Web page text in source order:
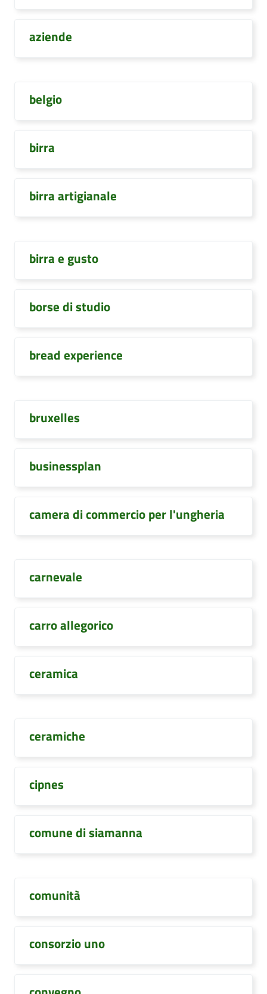
aziende
belgio
birra
birra artigianale
birra e gusto
borse di studio
bread experience
bruxelles
businessplan
camera di commercio per l'ungheria
carnevale
carro allegorico
ceramica
ceramiche
cipnes
comune di siamanna
comunità
consorzio uno